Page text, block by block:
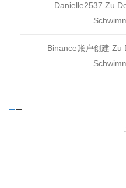
Danielle2537 Zu
Binance账户创建 Zu